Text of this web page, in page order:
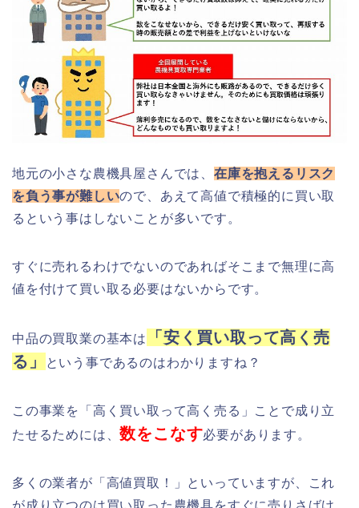
地元の小さな農機具屋さんでは、 在庫を抱えるリスク
を負う事が難しいので、あえて高値で積極的に買い取
るという事はしないことが多いです。
すぐに売れるわけでないのであればそこまで無理に高
値を付けて買い取る必要はないからです。
中品の買取業の基本は
「安く買い取って高く売
る」
という事であるのはわかりますね？
この事業を「高く買い取って高く売る」ことで成り立
たせるためには、数をこなす必要があります。
多くの業者が「高値買取！」といっていますが、これ
が成り立つのは買い取った農機具をすぐに売りさばけ